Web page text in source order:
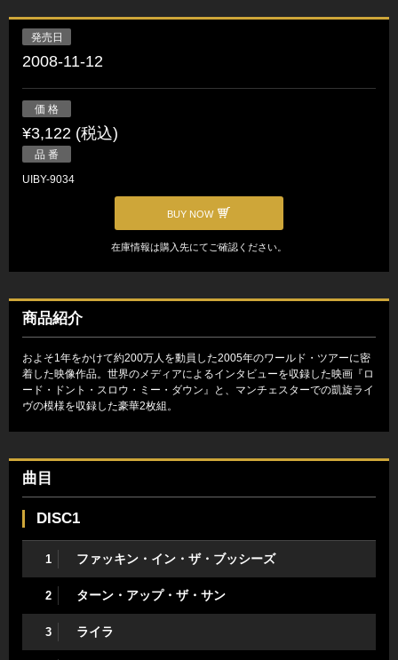
発売日
2008-11-12
価 格
¥3,122 (税込)
品 番
UIBY-9034
BUY NOW
在庫情報は購入先にてご確認ください。
商品紹介
およそ1年をかけて約200万人を動員した2005年のワールド・ツアーに密
着した映像作品。世界のメディアによるインタビューを収録した映画『ロ
ード・ドント・スロウ・ミー・ダウン』と、マンチェスターでの凱旋ライ
ヴの模様を収録した豪華2枚組。
曲目
DISC1
1 ファッキン・イン・ザ・ブッシーズ
2 ターン・アップ・ザ・サン
3 ライラ